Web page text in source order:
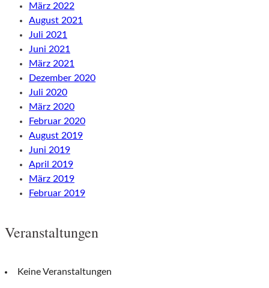
März 2022
August 2021
Juli 2021
Juni 2021
März 2021
Dezember 2020
Juli 2020
März 2020
Februar 2020
August 2019
Juni 2019
April 2019
März 2019
Februar 2019
Veranstaltungen
Keine Veranstaltungen